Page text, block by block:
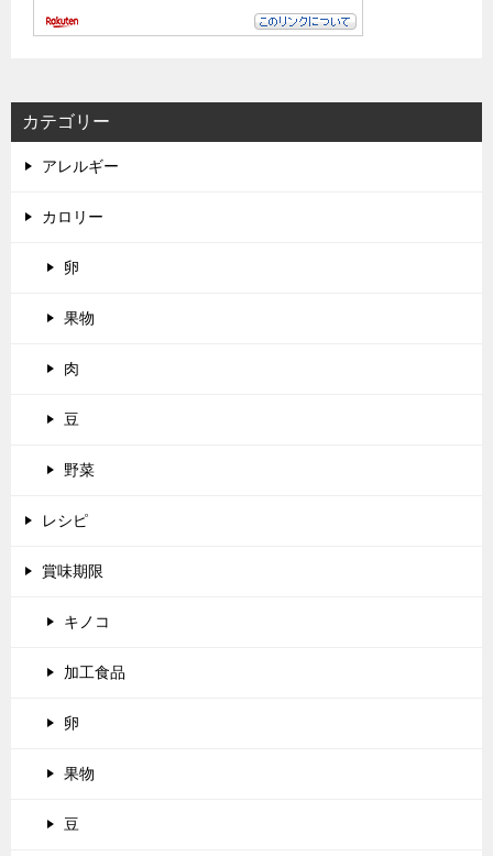
カテゴリー
アレルギー
カロリー
卵
果物
肉
豆
野菜
レシピ
賞味期限
キノコ
加工食品
卵
果物
豆